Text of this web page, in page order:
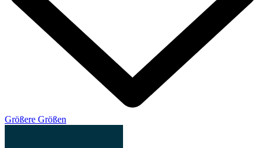
Größere Größen